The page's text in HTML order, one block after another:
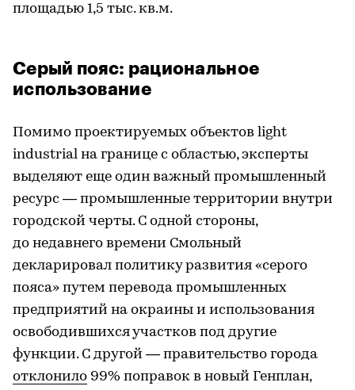
площадью 1,5 тыс. кв.м.
Серый пояс: рациональное
использование
Помимо проектируемых объектов light
industrial на границе с областью, эксперты
выделяют еще один важный промышленный
ресурс — промышленные территории внутри
городской черты. С одной стороны,
до недавнего времени Смольный
декларировал политику развития «серого
пояса» путем перевода промышленных
предприятий на окраины и использования
освободившихся участков под другие
функции. С другой — правительство города
отклонило 99% поправок в новый Генплан,